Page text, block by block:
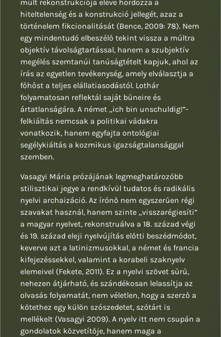
múlt rekonstrukciója eleve hordozza a
hiteltelenség és a konstrukció jellegét, azaz a
történelem fikcionalitását (Bence, 2009: 78). Nem
egy mindentudó elbeszélő tekint vissza a múltra
objektív távolságtartással, hanem a szubjektív
megélés szemtanúi tanúságtételt kapjuk, ahol az
írás az egyetlen tevékenység, amely elválasztja a
főhőst a teljes elállatiasodástól. Lothár
folyamatosan reflektál saját bűneire és
ártatlanságára. A német „ich bin unschuldig!”-
felkiáltás nemcsak a politikai vádakra
vonatkozik, hanem egyfajta ontológiai
segélykiáltás a kozmikus igazságtalansággal
szemben.
Vasagyi Mária prózájának legmeghatározóbb
stilisztikai jegye a rendkívül tudatos és radikális
nyelvi archaizáció. Az írónő nem egyszerűen régi
szavakat használ, hanem szinte „visszarégiesíti”
a magyar nyelvet, rekonstruálva a 18. század végi
és 19. század eleji nyelvújítás előtti beszédmódot,
keverve azt a latinizmusokkal, a német és francia
kifejezéssekkel, valamint a korabeli szaknyelv
elemeivel (Fekete, 2011). Ez a nyelvi szövet sűrű,
nehezen átjárható, és szándékosan lelassítja az
olvasás folyamatát, nem véletlen, hogy a szerző a
kötethez egy külön szószedetet, szótárt is
mellékelt (Vasagyi 2009). A nyelv itt nem csupán a
gondolatok közvetítője, hanem maga a